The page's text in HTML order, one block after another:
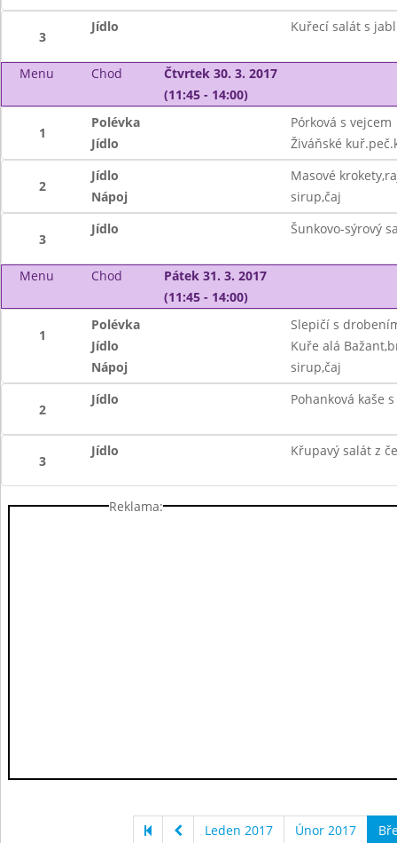
3
Jídlo Kuřecí salát s
Menu Chod
Čtvrtek 30. 3. 2017
(11:45 - 14:00)
1
Polévka
Pórková s vejcem
Jídlo
Živáňské
2
Jídlo
Masové
Nápoj
sirup,čaj
3
Jídlo Šunkovo-sýrový
Menu Chod
Pátek 31. 3. 2017
(11:45 - 14:00)
1
Polévka
Slepičí s
Jídlo
Kuře alá
Nápoj
sirup,čaj
2
Jídlo Pohanková kaše
3
Jídlo Křupavý salát z
Reklama:
Leden 2017 Únor 2017